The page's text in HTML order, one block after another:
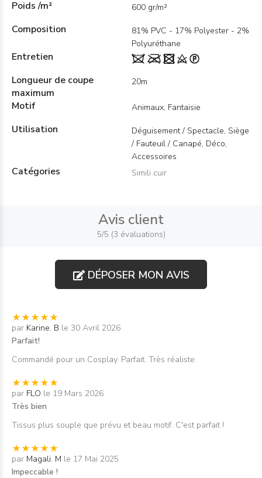
Poids /m² 600 gr/m²
Composition
81% PVC - 17% Polyester - 2%
Polyuréthane
Entretien
Longueur de coupe
maximum
20m
Motif Animaux, Fantaisie
Utilisation
Déguisement / Spectacle, Siège
/ Fauteuil / Canapé, Déco,
Accessoires
Catégories Simili cuir
Avis client
5/5 (3 évaluations)
DÉPOSER MON AVIS
par Karine. B le 30 Avril 2026
Parfait!
Commandé pour un Cosplay. Parfait. Très réaliste.
par FLO le 19 Mars 2026
Très bien
Tissus plus souple que prévu et beau motif. C'est parfait !
par Magali. M le 17 Mai 2025
Impeccable !